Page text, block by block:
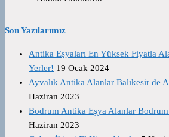
Son Yazılarımız
Antika Eşyaları En Yüksek Fiyatla
Yerler! 19 Ocak 2024
Ayvalık Antika Alanlar Balıkesir de
Haziran 2023
Bodrum Antika Eşya Alanlar
Haziran 2023